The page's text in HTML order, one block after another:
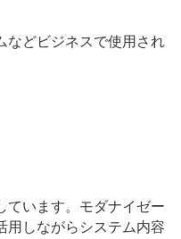
などビジネスで使用され
ています。モダナイゼー
用しながらシステム内容